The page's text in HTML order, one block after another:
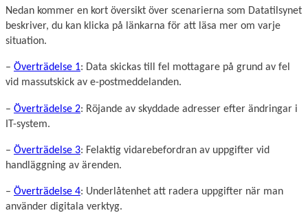
Nedan kommer en kort översikt över scenarierna som Datatilsynet
beskriver, du kan klicka på länkarna för att läsa mer om varje
situation.
– Överträdelse 1: Data skickas till fel mottagare på grund av fel
vid massutskick av e-postmeddelanden.
– Överträdelse 2: Röjande av skyddade adresser efter ändringar i
IT-system.
– Överträdelse 3: Felaktig vidarebefordran av uppgifter vid
handläggning av ärenden.
– Överträdelse 4: Underlåtenhet att radera uppgifter när man
använder digitala verktyg.